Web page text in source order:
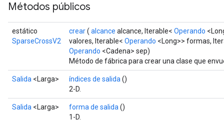
Métodos públicos
estático
SparseCrossV2
crear( alcance alcance, Iterable< Operando
valores, Iterable< Operando <Long>> formas,
Operando <Cadena> sep)
Método de fábrica para crear una clase que
Salida <Larga> índices de salida ()
2-D.
Salida <Larga> forma de salida ()
1-D.